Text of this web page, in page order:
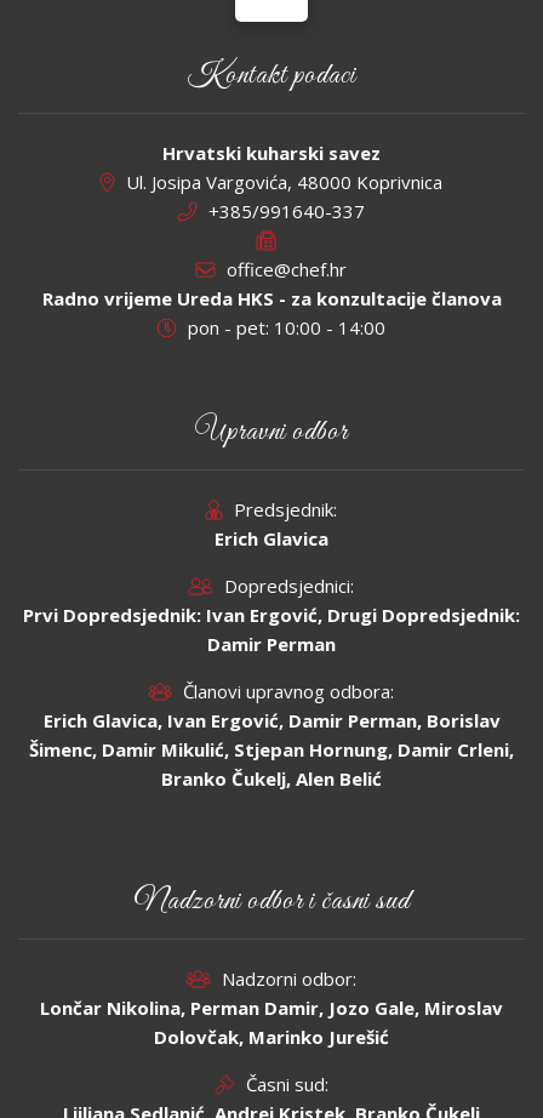
Kontakt podaci
Hrvatski kuharski savez
Ul. Josipa Vargovića, 48000 Koprivnica
+385/991640-337
office@chef.hr
Radno vrijeme Ureda HKS - za konzultacije članova
pon - pet: 10:00 - 14:00
Upravni odbor
Predsjednik:
Erich Glavica
Dopredsjednici:
Prvi Dopredsjednik: Ivan Ergović, Drugi Dopredsjednik:
Damir Perman
Članovi upravnog odbora:
Erich Glavica, Ivan Ergović, Damir Perman, Borislav
Šimenc, Damir Mikulić, Stjepan Hornung, Damir Crleni,
Branko Čukelj, Alen Belić
Nadzorni odbor i časni sud
Nadzorni odbor:
Lončar Nikolina, Perman Damir, Jozo Gale, Miroslav
Dolovčak, Marinko Jurešić
Časni sud: